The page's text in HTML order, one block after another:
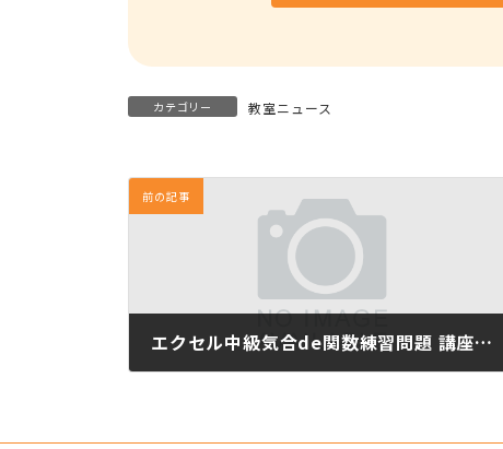
カテゴリー 教室ニュース
前の記事
エクセル中級気合de関数練習問題 講座を開始しました